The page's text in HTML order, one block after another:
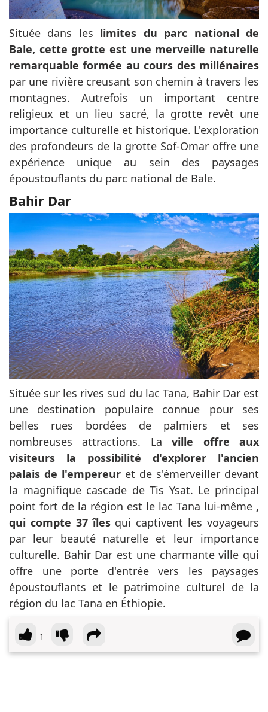
Située dans les limites du parc national de
Bale, cette grotte est une merveille naturelle
remarquable formée au cours des millénaires
par une rivière creusant son chemin à travers les
montagnes. Autrefois un important centre
religieux et un lieu sacré, la grotte revêt une
importance culturelle et historique. L'exploration
des profondeurs de la grotte Sof-Omar offre une
expérience unique au sein des paysages
époustouflants du parc national de Bale.
Bahir Dar
Située sur les rives sud du lac Tana, Bahir Dar est
une destination populaire connue pour ses
belles rues bordées de palmiers et ses
nombreuses attractions. Laville offre aux
visiteurs la possibilité d'explorer l'ancien
palais de l'empereur et de s'émerveiller devant
la magnifique cascade de Tis Ysat. Le principal
point fort de la région est le lac Tana lui-même ,
qui compte 37 îlesqui captivent les voyageurs
par leur beauté naturelle et leur importance
culturelle. Bahir Dar est une charmante ville qui
offre une porte d'entrée vers les paysages
époustouflants et le patrimoine culturel de la
région du lac Tana en Éthiopie.
1